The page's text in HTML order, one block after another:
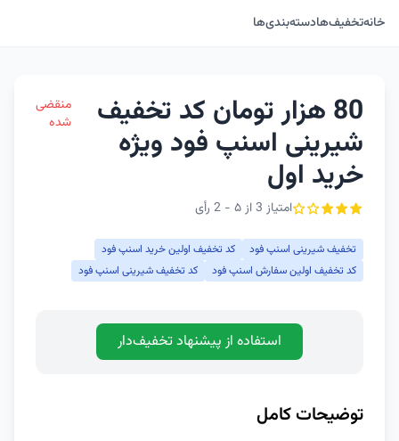
خانهتخفیف‌هادسته‌بندی‌ها
80 هزار تومان کد تخفیف
شیرینی اسنپ فود ویژه
خرید اول
امتیاز 3 از ۵ - 2 رأی
منقضی
شده
تخفیف شیرینی اسنپ فود
کد تخفیف اولین خرید اسنپ فود
کد تخفیف اولین سفارش اسنپ فود
کد تخفیف شیرینی اسنپ فود
استفاده از پیشنهاد تخفیف‌دار
توضیحات کامل